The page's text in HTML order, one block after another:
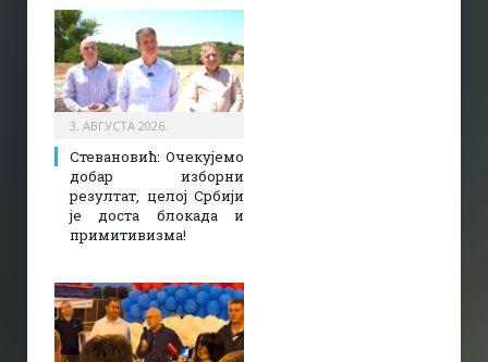
3. АВГУСТА 2026.
Стевановић: Очекујемо
добар изборни
резултат, целој Србији
је доста блокада и
примитивизма!